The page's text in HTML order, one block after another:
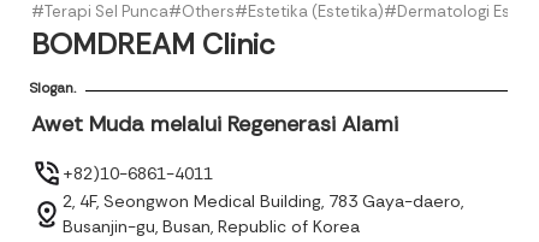
#Terapi Sel Punca#Others#Estetika (Estetika)#Dermatologi
BOMDREAM Clinic
Awet Muda melalui Regenerasi Alami
Slogan.
+82)10-6861-4011
2, 4F, Seongwon Medical Building, 783 Gaya-daero,
Busanjin-gu, Busan, Republic of Korea